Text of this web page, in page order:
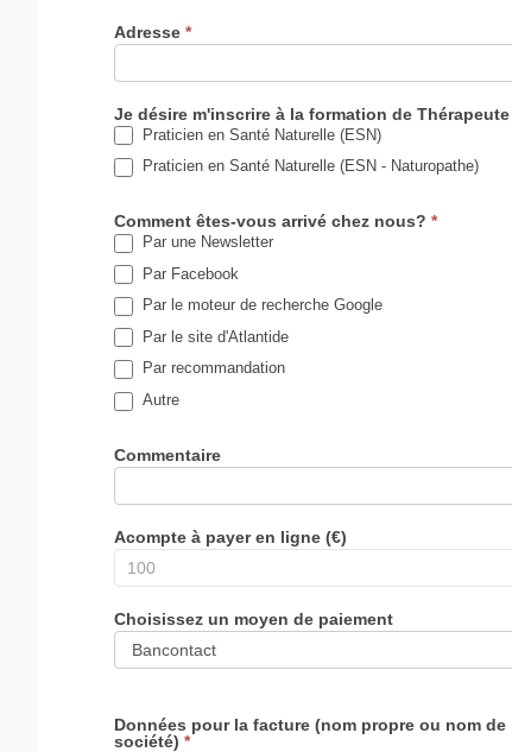
Adresse *
Je désire m'inscrire à la formation de
Praticien en Santé Naturelle (ESN)
Praticien en Santé Naturelle (ESN - Naturopathe)
Comment êtes-vous arrivé chez nous? *
Par une Newsletter
Par Facebook
Par le moteur de recherche Google
Par le site d'Atlantide
Par recommandation
Autre
Commentaire
Acompte à payer en ligne (€)
Choisissez un moyen de paiement
Données pour la facture (nom propre ou nom de
société) *